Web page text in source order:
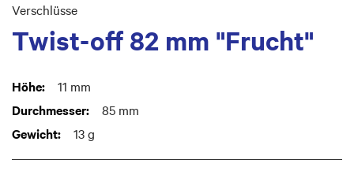
the
beginning
of
images
gallery
Verschlüsse
Twist-off 82 mm "Frucht"
Weitere
Informationen
11 mm
85 mm
13 g